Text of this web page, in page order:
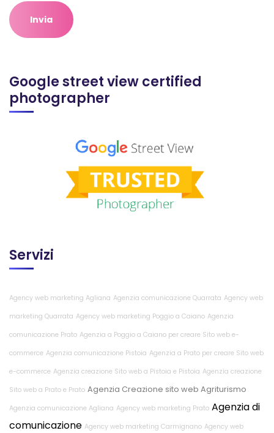
Google street view certified
photographer
Servizi
Agency web marketing Agliana Agenzia comunicazione Quarrata Agency web
marketing Quarrata Agency web marketing Poggio a Caiano Agenzia
comunicazione Prato Agenzia a Poggio a Caiano per creare Sito web e-
commerce Agenzia comunicazione Pistoia Agenzia a Prato per creare Sito web
e-commerce Agenzia creazione Sito web a Pistoia e Pistoia Agenzia creazione
Sito web a Prato e Prato Agenzia Creazione sito web Agriturismo
Agenzia comunicazione Agliana Agency web marketing Prato Agenzia di
comunicazione Agency web marketing Carmignano Agency web